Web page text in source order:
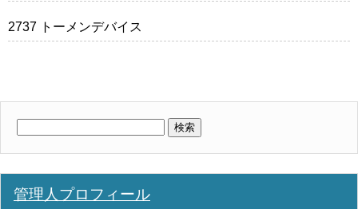
2737 トーメンデバイス
管理人プロフィール